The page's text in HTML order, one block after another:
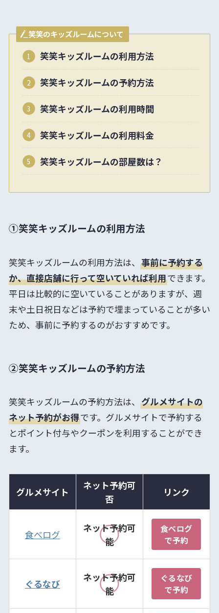
笑笑のキッズルームについて
笑笑キッズルームの利用方法
笑笑キッズルームの予約方法
笑笑キッズルームの利用時間
笑笑キッズルームの利用料金
笑笑キッズルームの部屋数は？
①笑笑キッズルームの利用方法
笑笑キッズルームの利用方法は、 事前に予約する
か、直接店舗に行って空いていれば利用できます。
平日は比較的に空いていることがありますが、週
末や土日祝日などは予約で埋まっていることが多い
ため、事前に予約するのがおすすめです。
②笑笑キッズルームの予約方法
笑笑キッズルームの予約方法は、 グルメサイトの
ネット予約がお得です。グルメサイトで予約する
とポイント付与やクーポンを利用することができ
ます。
グルメサイト
ネット予約可
否
リンク
食べログ
ネット予約可
能
食べログ
で予約
ぐるなび
ネット予約可
能
ぐるなび
で予約